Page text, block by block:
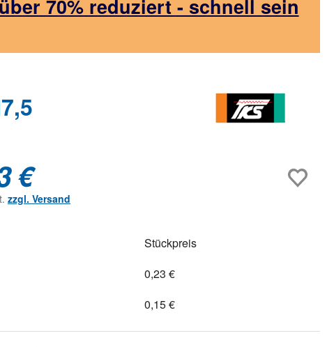
70% reduziert - schnell sein
€
zzgl. Versand
Stückpreis
0,23 €
0,15 €